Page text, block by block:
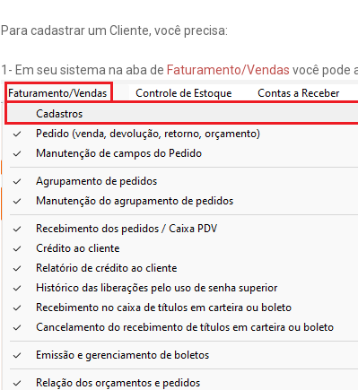
Para cadastrar um Cliente, você precisa:
1- Em seu sistema na aba de Faturamento/Vendas você pode